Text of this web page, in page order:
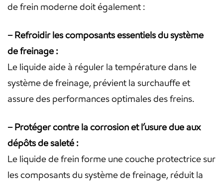
de frein moderne doit également :
– Refroidir les composants essentiels du système
de freinage :
Le liquide aide à réguler la température dans le
système de freinage, prévient la surchauffe et
assure des performances optimales des freins.
– Protéger contre la corrosion et l’usure due aux
dépôts de saleté :
Le liquide de frein forme une couche protectrice sur
les composants du système de freinage, réduit la